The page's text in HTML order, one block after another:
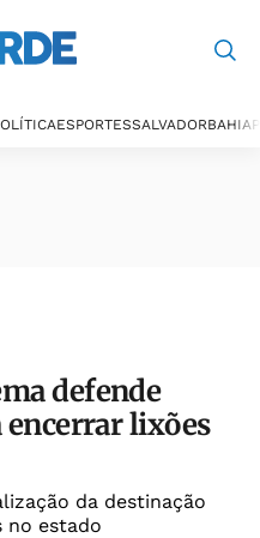
ESPORTESSALVADORBAHIA
defende
encerrar lixões
da destinação
no estado